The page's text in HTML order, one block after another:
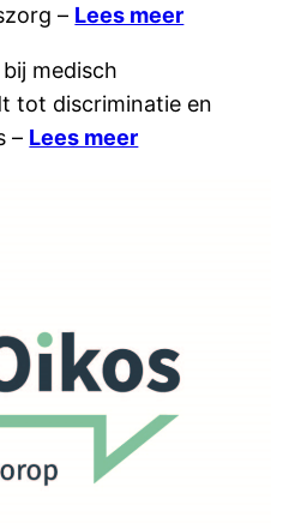
– Lees meer
medisch
tot discriminatie en
– Lees meer